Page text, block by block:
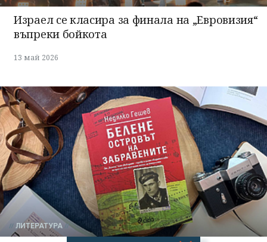
Израел се класира за финала на „Евровизия“
въпреки бойкота
13 май 2026
ЛИТЕРАТУРА